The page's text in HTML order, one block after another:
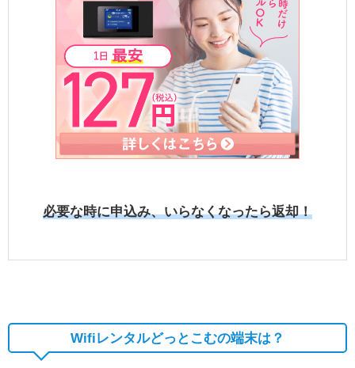
必要な時に申込み、いらなくなったら返却！
Wifiレンタルどっとこむの端末は？